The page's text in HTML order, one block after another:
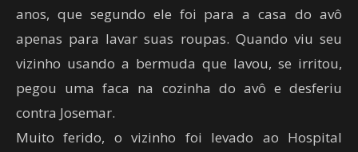
anos, que segundo ele foi para a casa do avô
apenas para lavar suas roupas. Quando viu seu
vizinho usando a bermuda que lavou, se irritou,
pegou uma faca na cozinha do avô e desferiu
contra Josemar.
Muito ferido, o vizinho foi levado ao Hospital